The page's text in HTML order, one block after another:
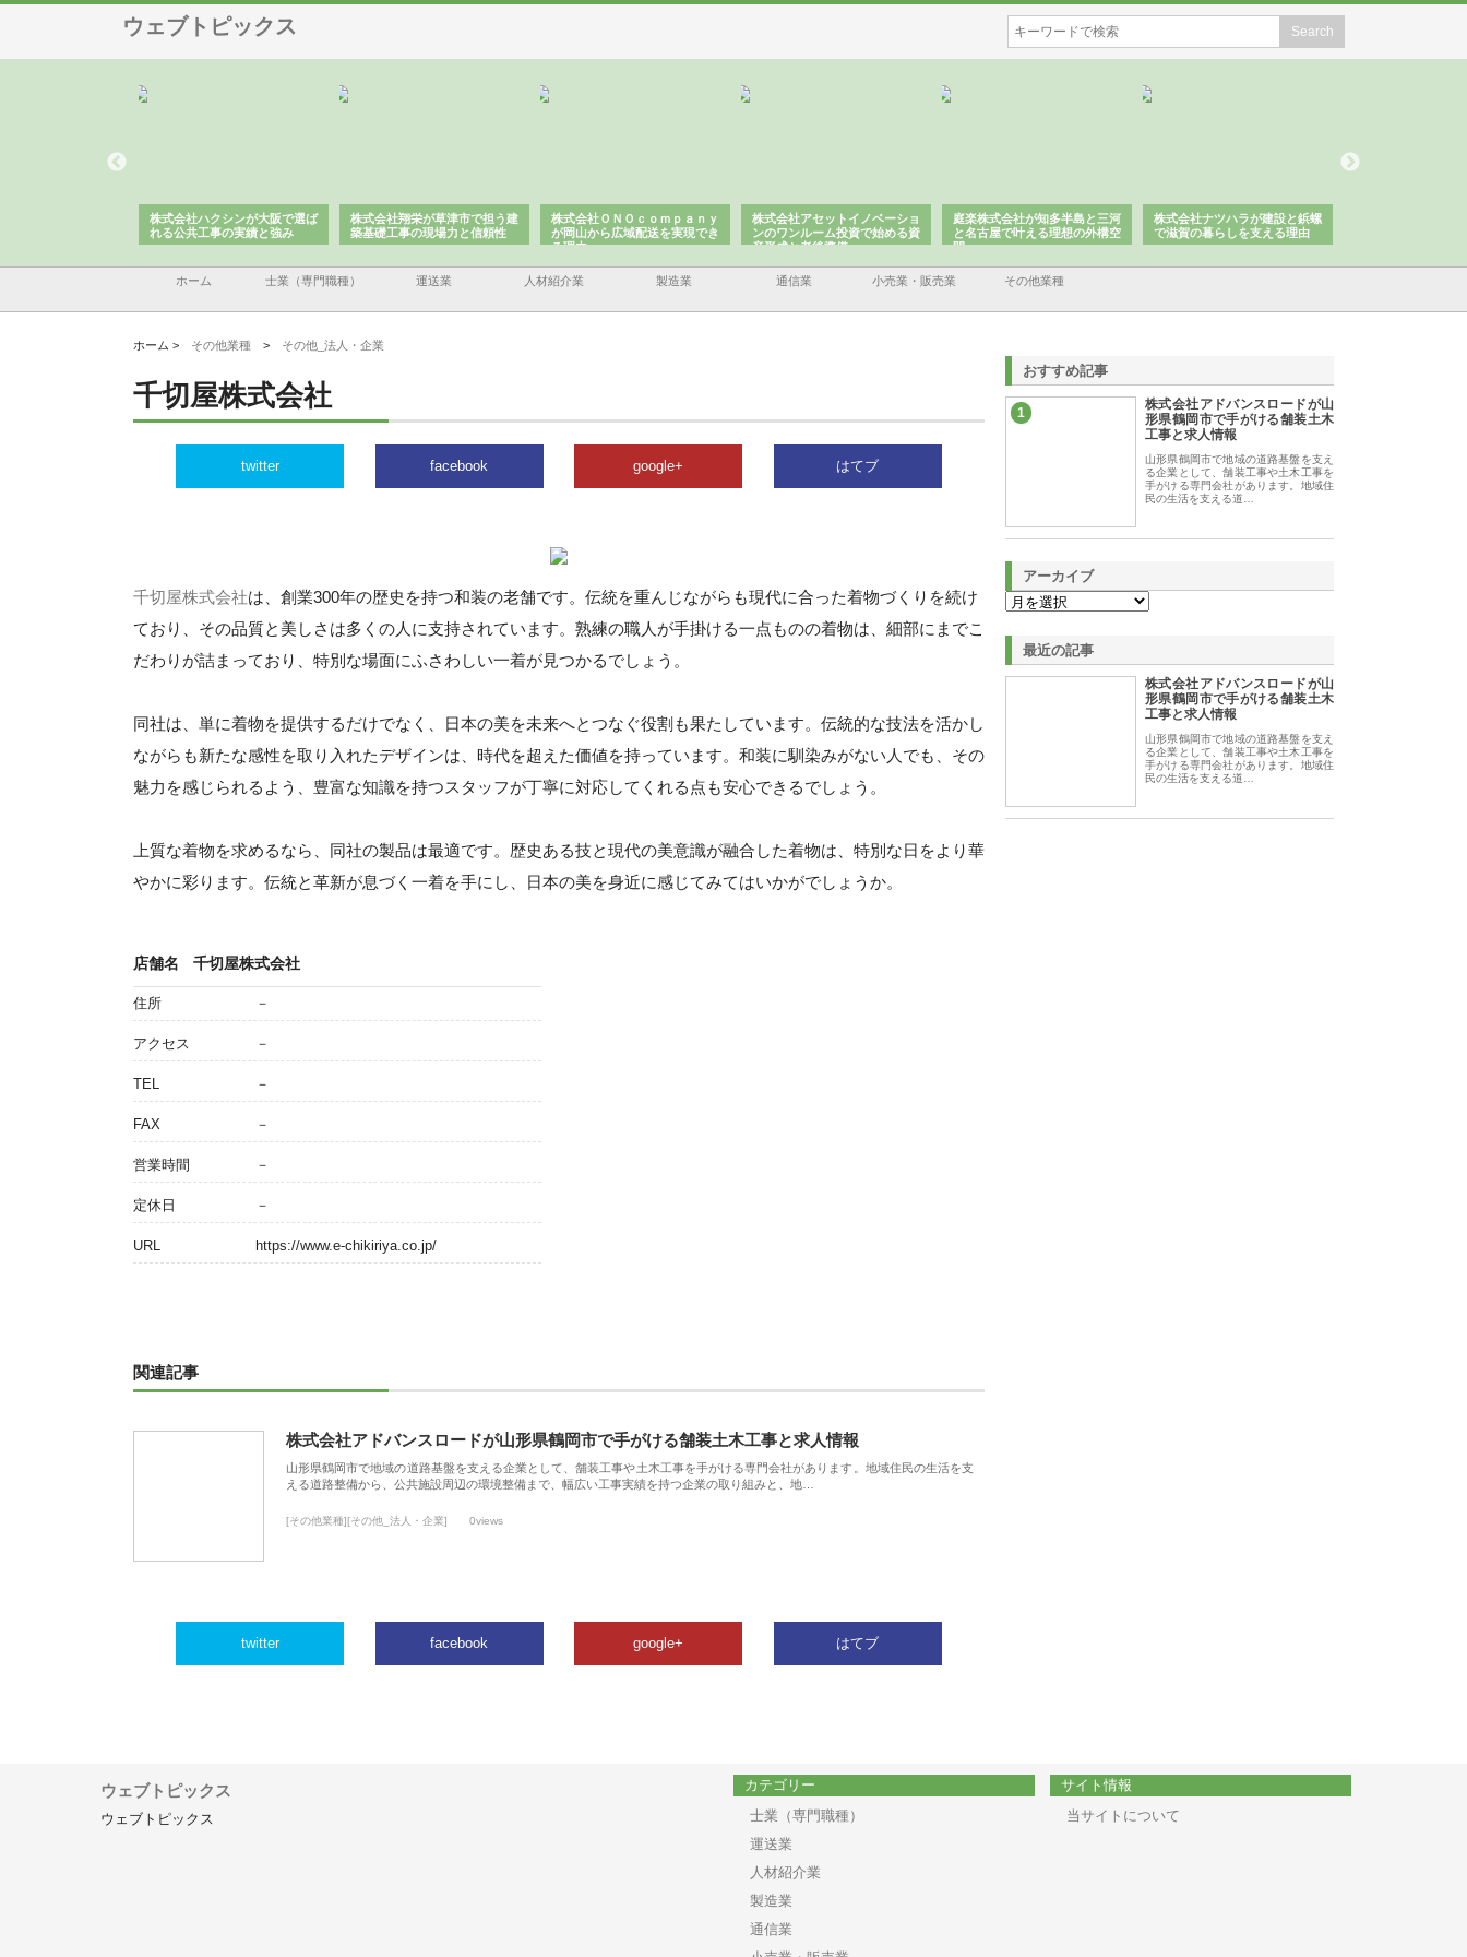
ウェブトピックス
株式会社ハクシンが大阪で選ば
れる公共工事の実績と強み
株式会社翔栄が草津市で担う建
築基礎工事の現場力と信頼性
株式会社ＯＮＯｃｏｍｐａｎｙ
が岡山から広域配送を実現でき
る理由
株式会社アセットイノベーショ
ンのワンルーム投資で始める資
産形成と老後準備
庭楽株式会社が知多半島と三河
と名古屋で叶える理想の外構空
間
株式会社ナツハラが建設と鋲螺
で滋賀の暮らしを支える理由
ホーム 士業（専門職種） 運送業 人材紹介業 製造業 通信業 小売業・販売業 その他業種
ホーム > その他業種 > その他_法人・企業
千切屋株式会社
twitter facebook google+ はてブ
千切屋株式会社は、創業300年の歴史を持つ和装の老舗です。伝統を重んじながらも現代に合った着物づくりを続け
ており、その品質と美しさは多くの人に支持されています。熟練の職人が手掛ける一点ものの着物は、細部にまでこ
だわりが詰まっており、特別な場面にふさわしい一着が見つかるでしょう。
同社は、単に着物を提供するだけでなく、日本の美を未来へとつなぐ役割も果たしています。伝統的な技法を活かし
ながらも新たな感性を取り入れたデザインは、時代を超えた価値を持っています。和装に馴染みがない人でも、その
魅力を感じられるよう、豊富な知識を持つスタッフが丁寧に対応してくれる点も安心できるでしょう。
上質な着物を求めるなら、同社の製品は最適です。歴史ある技と現代の美意識が融合した着物は、特別な日をより華
やかに彩ります。伝統と革新が息づく一着を手にし、日本の美を身近に感じてみてはいかがでしょうか。
店舗名 千切屋株式会社
住所 －
アクセス －
TEL －
FAX －
営業時間 －
定休日 －
URL https://www.e-chikiriya.co.jp/
関連記事
株式会社アドバンスロードが山形県鶴岡市で手がける舗装土木工事と求人情報
山形県鶴岡市で地域の道路基盤を支える企業として、舗装工事や土木工事を手がける専門会社があります。地域住民の生活を支
える道路整備から、公共施設周辺の環境整備まで、幅広い工事実績を持つ企業の取り組みと、地…
[その他業種][その他_法人・企業] 0views
twitter facebook google+ はてブ
おすすめ記事
1
株式会社アドバンスロードが山
形県鶴岡市で手がける舗装土木
工事と求人情報
山形県鶴岡市で地域の道路基盤を支え
る企業として、舗装工事や土木工事を
手がける専門会社があります。地域住
民の生活を支える道…
アーカイブ
最近の記事
株式会社アドバンスロードが山
形県鶴岡市で手がける舗装土木
工事と求人情報
山形県鶴岡市で地域の道路基盤を支え
る企業として、舗装工事や土木工事を
手がける専門会社があります。地域住
民の生活を支える道…
ウェブトピックス
ウェブトピックス
カテゴリー
士業（専門職種）
運送業
人材紹介業
製造業
通信業
サイト情報
当サイトについて